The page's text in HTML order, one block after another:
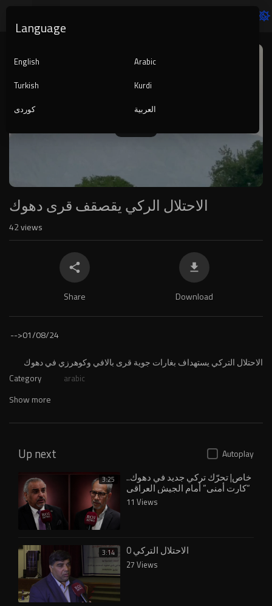
Player
auto
الاحتلال الركي يقصقف قرى دهوك
42views
Share Download
-->01/08/24
⁣الاحتلال التركي يستهداف بغارات جوية قرى بالافي وكوهرزي في دهوك
Category arabic
Show more
Up next Autoplay
3:25 خاص| تحرّك تركي جديد في دهوك..
“كارت أمني” أمام الجيش العراقي
11 Views
3:14 الاحتلال التركي 0
27 Views
Language
English
Arabic
Turkish
Kurdi
کوردی
العربية